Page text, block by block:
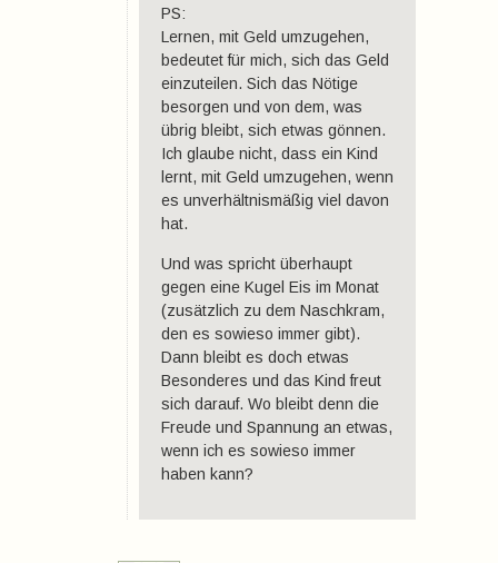
PS:
Lernen, mit Geld umzugehen,
bedeutet für mich, sich das Geld
einzuteilen. Sich das Nötige
besorgen und von dem, was
übrig bleibt, sich etwas gönnen.
Ich glaube nicht, dass ein Kind
lernt, mit Geld umzugehen, wenn
es unverhältnismäßig viel davon
hat.
Und was spricht überhaupt
gegen eine Kugel Eis im Monat
(zusätzlich zu dem Naschkram,
den es sowieso immer gibt).
Dann bleibt es doch etwas
Besonderes und das Kind freut
sich darauf. Wo bleibt denn die
Freude und Spannung an etwas,
wenn ich es sowieso immer
haben kann?